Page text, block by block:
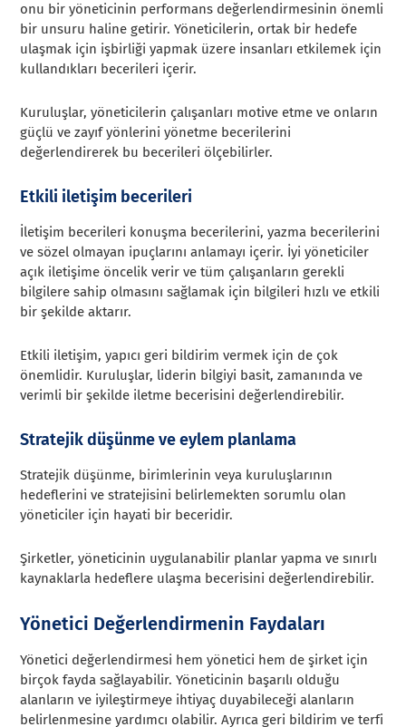
onu bir yöneticinin performans değerlendirmesinin önemli
bir unsuru haline getirir. Yöneticilerin, ortak bir hedefe
ulaşmak için işbirliği yapmak üzere insanları etkilemek için
kullandıkları becerileri içerir.
Kuruluşlar, yöneticilerin çalışanları motive etme ve onların
güçlü ve zayıf yönlerini yönetme becerilerini
değerlendirerek bu becerileri ölçebilirler.
Etkili iletişim becerileri
İletişim becerileri konuşma becerilerini, yazma becerilerini
ve sözel olmayan ipuçlarını anlamayı içerir. İyi yöneticiler
açık iletişime öncelik verir ve tüm çalışanların gerekli
bilgilere sahip olmasını sağlamak için bilgileri hızlı ve etkili
bir şekilde aktarır.
Etkili iletişim, yapıcı geri bildirim vermek için de çok
önemlidir. Kuruluşlar, liderin bilgiyi basit, zamanında ve
verimli bir şekilde iletme becerisini değerlendirebilir.
Stratejik düşünme ve eylem planlama
Stratejik düşünme, birimlerinin veya kuruluşlarının
hedeflerini ve stratejisini belirlemekten sorumlu olan
yöneticiler için hayati bir beceridir.
Şirketler, yöneticinin uygulanabilir planlar yapma ve sınırlı
kaynaklarla hedeflere ulaşma becerisini değerlendirebilir.
Yönetici Değerlendirmenin Faydaları
Yönetici değerlendirmesi hem yönetici hem de şirket için
birçok fayda sağlayabilir. Yöneticinin başarılı olduğu
alanların ve iyileştirmeye ihtiyaç duyabileceği alanların
belirlenmesine yardımcı olabilir. Ayrıca geri bildirim ve terfi